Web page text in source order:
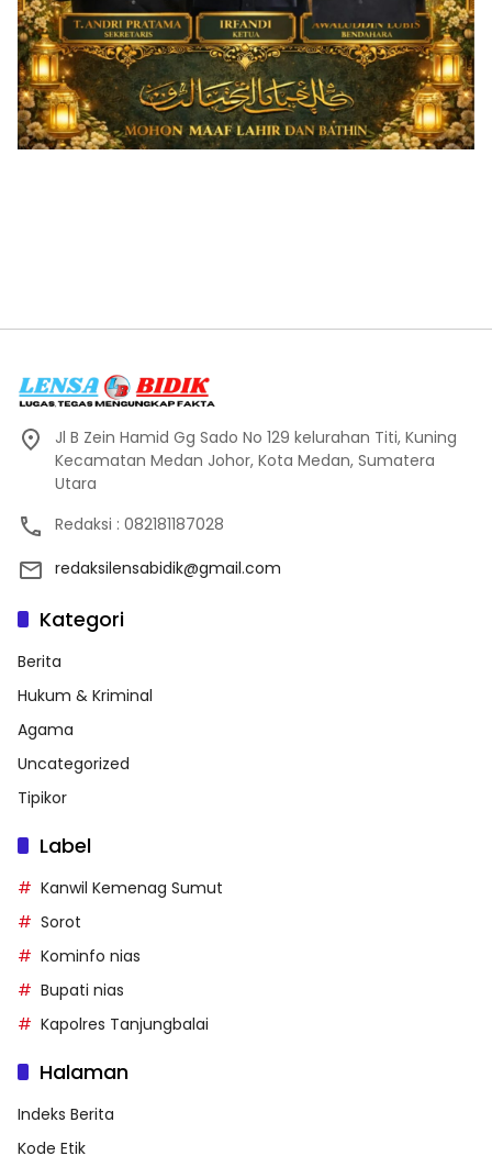
Jl B Zein Hamid Gg Sado No 129 kelurahan Titi, Kuning
Kecamatan Medan Johor, Kota Medan, Sumatera
Utara
Redaksi : 082181187028
redaksilensabidik@gmail.com
Kategori
Berita
Hukum & Kriminal
Agama
Uncategorized
Tipikor
Label
Kanwil Kemenag Sumut
Sorot
Kominfo nias
Bupati nias
Kapolres Tanjungbalai
Halaman
Indeks Berita
Kode Etik